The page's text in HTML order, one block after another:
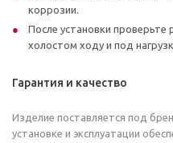
коррозии.
После установки
холостом ходу и под
Гарантия и качество
Изделие поставляется под
установке и эксплуатации